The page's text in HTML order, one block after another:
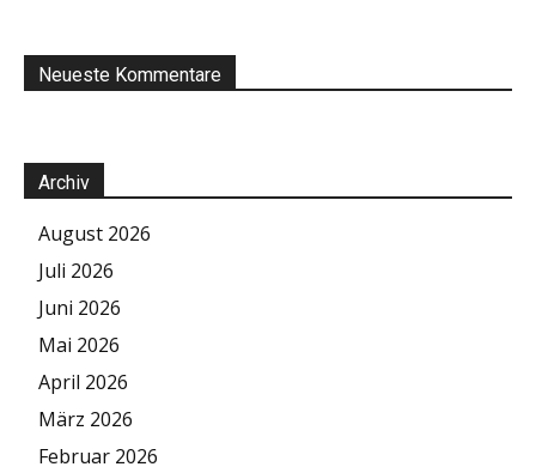
Neueste Kommentare
Archiv
August 2026
Juli 2026
Juni 2026
Mai 2026
April 2026
März 2026
Februar 2026